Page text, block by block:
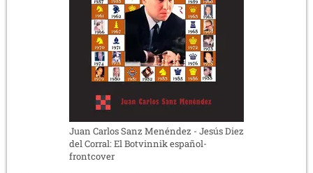
Juan Carlos Sanz Menéndez - Jesús Diez
del Corral: El Botvinnik español-
frontcover